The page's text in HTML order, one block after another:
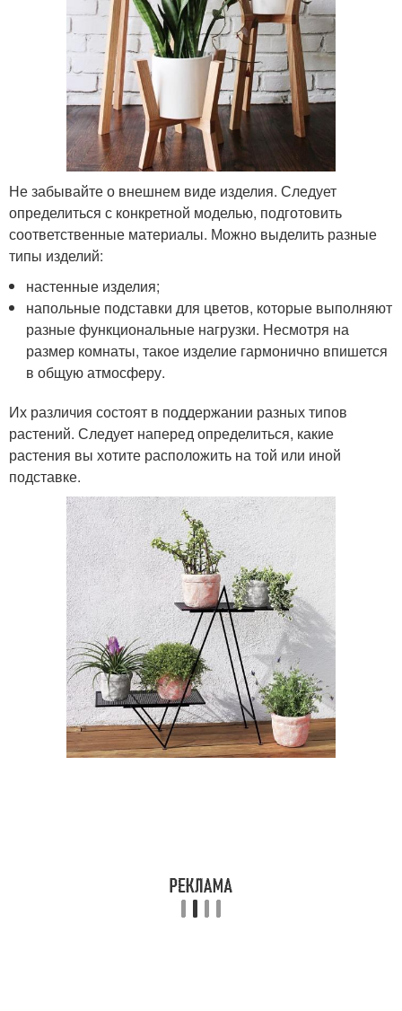
Не забывайте о внешнем виде изделия. Следует
определиться с конкретной моделью, подготовить
соответственные материалы. Можно выделить разные
типы изделий:
настенные изделия;
напольные подставки для цветов, которые выполняют
разные функциональные нагрузки. Несмотря на
размер комнаты, такое изделие гармонично впишется
в общую атмосферу.
Их различия состоят в поддержании разных типов
растений. Следует наперед определиться, какие
растения вы хотите расположить на той или иной
подставке.